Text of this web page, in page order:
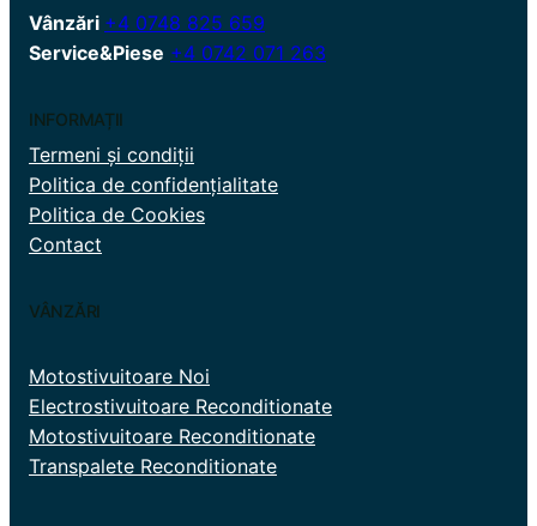
Vânzări +4 0748 825 659
Service&Piese +4 0742 071 263
INFORMAȚII
Termeni și condiții
Politica de confidențialitate
Politica de Cookies
Contact
VÂNZĂRI
Motostivuitoare Noi
Electrostivuitoare Reconditionate
Motostivuitoare Reconditionate
Transpalete Reconditionate